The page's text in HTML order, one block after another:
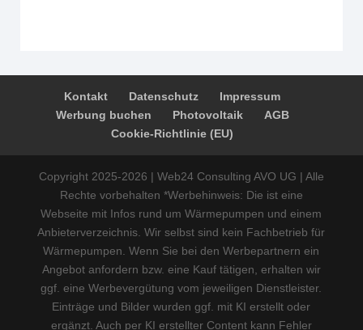
Kontakt Datenschutz
Impressum
Werbung buchen
Photovoltaik
AGB
Cookie-Richtlinie (EU)
Copyright 2025-2026 | Web24 Consulting AVO UG | Alle
Rechte vorbehalten *Werbehinweis: Die ist eine
Webseite mit Infos rund um Wärmepumpen und einem
Anbieterverzeichnis. Wir selbst sind kein Fachbetrieb für
Wärmepumpen. Wenn Sie bei den Werbepartnern ein
Angebot anfordern bzw. eine Kauf tätigen, erhalten wir
ggf. eine Werbevergütung vom jeweiligen Dienstleister.
Einträge und Bilder wurden ggf. mit KI erstellt oder
ergänzt. Auch per KI erstellter Content kann Fehler